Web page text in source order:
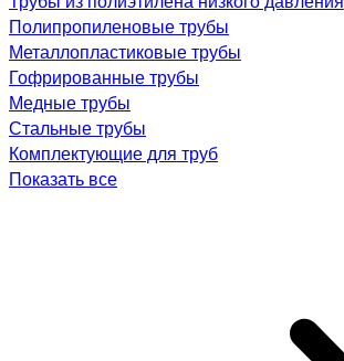
Полипропиленовые трубы
Металлопластиковые трубы
Гофрированные трубы
Медные трубы
Стальные трубы
Комплектующие для труб
Показать все